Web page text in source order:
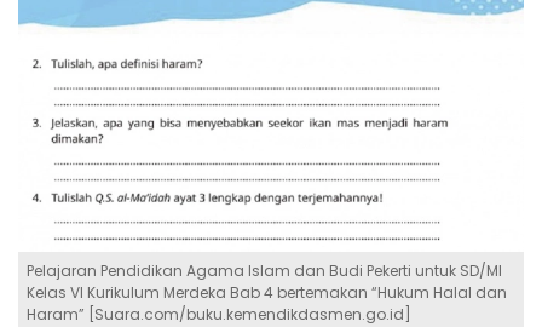
Pelajaran Pendidikan Agama Islam dan Budi Pekerti untuk SD/MI
Kelas VI Kurikulum Merdeka Bab 4 bertemakan “Hukum Halal dan
Haram” [Suara.com/buku.kemendikdasmen.go.id]